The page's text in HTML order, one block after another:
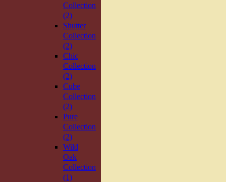
Collection
(2)
Shutter
Collection
(2)
Chic
Collection
(2)
Cube
Collection
(2)
Pure
Collection
(2)
Wild
Oak
Collection
(1)